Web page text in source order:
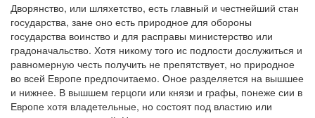
Дворянство, или шляхетство, есть главный и честнейший стан
государства, зане оно есть природное для обороны
государства воинство и для расправы министерство или
градоначальство. Хотя никому того ис подлости дослужиться и
равномерную честь получить не препятствует, но природное
во всей Европе предпочитаемо. Оное разделяется на вышшее
и нижнее. В вышшем герцоги или князи и графы, понеже сии в
Европе хотя владетельные, но состоят под властию или